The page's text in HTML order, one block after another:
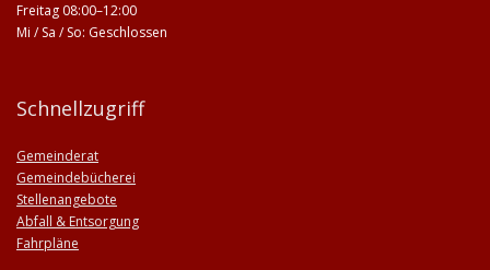
Freitag 08:00–12:00
Mi / Sa / So: Geschlossen
Schnellzugriff
Gemeinderat
Gemeindebücherei
Stellenangebote
Abfall & Entsorgung
Fahrpläne